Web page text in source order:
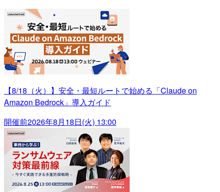
【8/18（火）】安全・最短ルートで始める「Claude on
Amazon Bedrock」導入ガイド
開催前2026年8月18日(火) 13:00